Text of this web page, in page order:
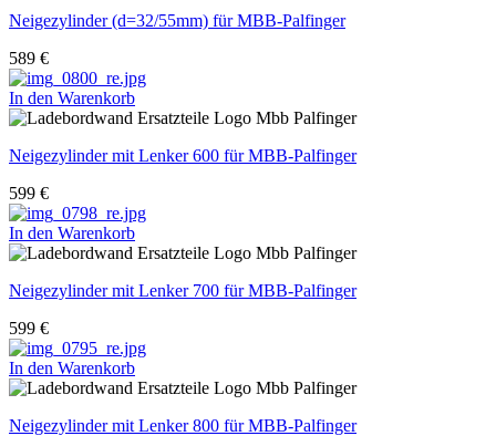
Neigezylinder (d=32/55mm) für MBB-Palfinger
589 €
In den Warenkorb
Neigezylinder mit Lenker 600 für MBB-Palfinger
599 €
In den Warenkorb
Neigezylinder mit Lenker 700 für MBB-Palfinger
599 €
In den Warenkorb
Neigezylinder mit Lenker 800 für MBB-Palfinger